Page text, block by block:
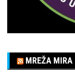
MREŽA MIRA